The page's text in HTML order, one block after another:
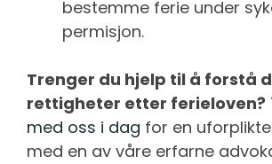
bestemme ferie under
permisjon.
Trenger du hjelp til å forstå
rettigheter etter ferieloven?
med oss i dag for en
med en av våre erfarne